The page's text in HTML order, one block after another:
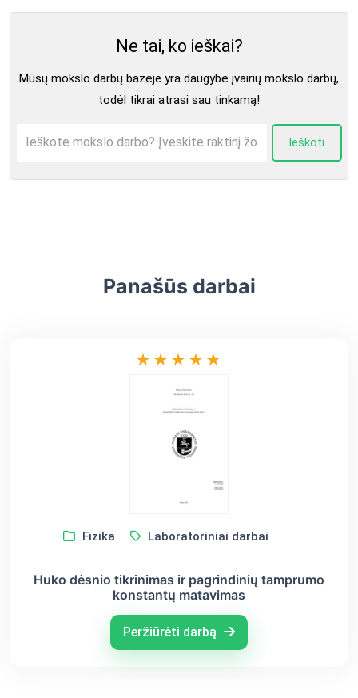
Ne tai, ko ieškai?
Mūsų mokslo darbų bazėje yra daugybė įvairių mokslo darbų,
todėl tikrai atrasi sau tinkamą!
Ieškoti
Panašūs darbai
Fizika Laboratoriniai darbai
Huko dėsnio tikrinimas ir pagrindinių tamprumo
konstantų matavimas
Peržiūrėti darbą